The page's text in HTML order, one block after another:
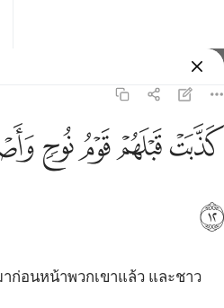
كذبت قبلهم
كَذَّبَتْ قَبْلَهُمْ قَوْمُ
ﲫﲬﲭﲮ
ﲲ
ก่อนหน้าพวกเขาแล้ว และชาว